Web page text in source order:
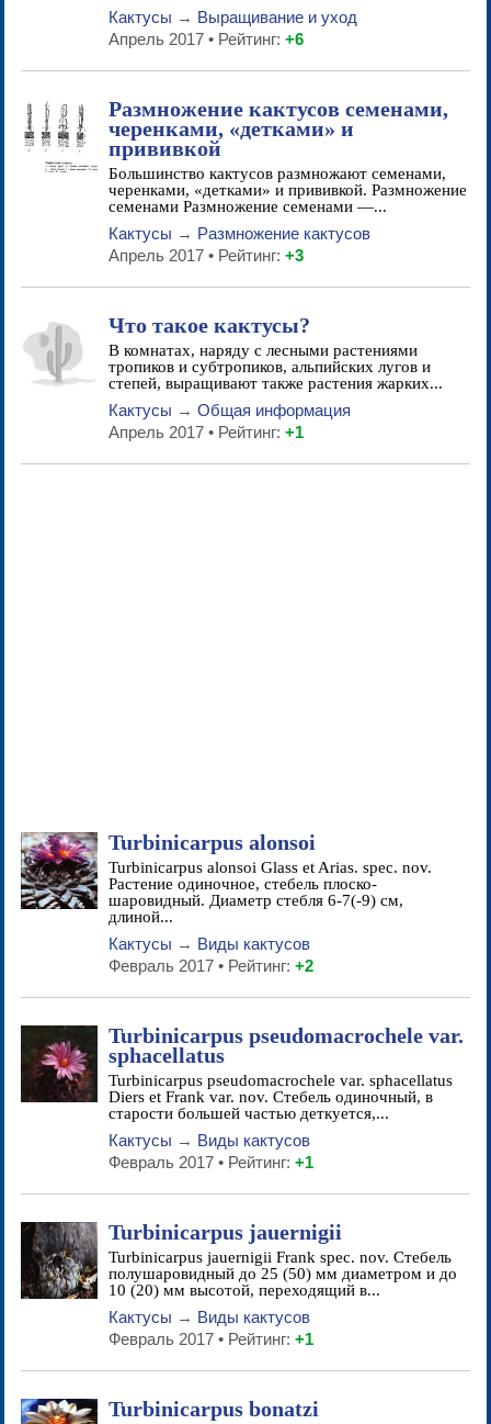
Кактусы → Выращивание и уход
Апрель 2017 • Рейтинг: +6
Размножение кактусов семенами,
черенками, «детками» и
прививкой
Большинство кактусов размножают семенами,
черенками, «детками» и прививкой. Размножение
семенами Размножение семенами —...
Кактусы → Размножение кактусов
Апрель 2017 • Рейтинг: +3
Что такое кактусы?
В комнатах, наряду с лесными растениями
тропиков и субтропиков, альпийских лугов и
степей, выращивают также растения жарких...
Кактусы → Общая информация
Апрель 2017 • Рейтинг: +1
Turbinicarpus alonsoi
Turbinicarpus alonsoi Glass et Arias. spec. nov.
Растение одиночное, стебель плоско-
шаровидный. Диаметр стебля 6-7(-9) см,
длиной...
Кактусы → Виды кактусов
Февраль 2017 • Рейтинг: +2
Turbinicarpus pseudomacrochele var.
sphacellatus
Turbinicarpus pseudomacrochele var. sphacellatus
Diers et Frank var. nov. Стебель одиночный, в
старости большей частью деткуется,...
Кактусы → Виды кактусов
Февраль 2017 • Рейтинг: +1
Turbinicarpus jauernigii
Turbinicarpus jauernigii Frank spec. nov. Стебель
полушаровидный до 25 (50) мм диаметром и до
10 (20) мм высотой, переходящий в...
Кактусы → Виды кактусов
Февраль 2017 • Рейтинг: +1
Turbinicarpus bonatzi